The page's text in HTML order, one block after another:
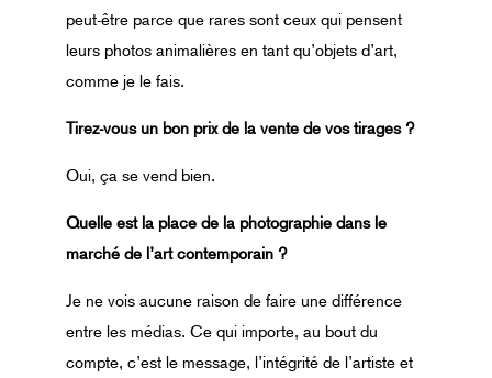
peut-être parce que rares sont ceux qui pensent
leurs photos animalières en tant qu’objets d’art,
comme je le fais.
Tirez-vous un bon prix de la vente de vos tirages ?
Oui, ça se vend bien.
Quelle est la place de la photographie dans le
marché de l’art contemporain ?
Je ne vois aucune raison de faire une différence
entre les médias. Ce qui importe, au bout du
compte, c’est le message, l’intégrité de l’artiste et